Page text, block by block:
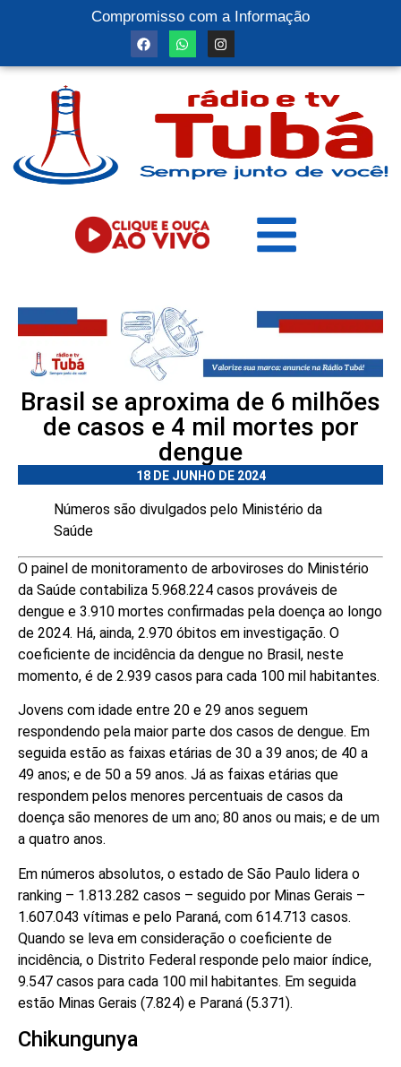
Compromisso com a Informação
Brasil se aproxima de 6 milhões
de casos e 4 mil mortes por
dengue
18 DE JUNHO DE 2024
Números são divulgados pelo Ministério da
Saúde
O painel de monitoramento de arboviroses do Ministério
da Saúde contabiliza 5.968.224 casos prováveis de
dengue e 3.910 mortes confirmadas pela doença ao longo
de 2024. Há, ainda, 2.970 óbitos em investigação. O
coeficiente de incidência da dengue no Brasil, neste
momento, é de 2.939 casos para cada 100 mil habitantes.
Jovens com idade entre 20 e 29 anos seguem
respondendo pela maior parte dos casos de dengue. Em
seguida estão as faixas etárias de 30 a 39 anos; de 40 a
49 anos; e de 50 a 59 anos. Já as faixas etárias que
respondem pelos menores percentuais de casos da
doença são menores de um ano; 80 anos ou mais; e de um
a quatro anos.
Em números absolutos, o estado de São Paulo lidera o
ranking – 1.813.282 casos – seguido por Minas Gerais –
1.607.043 vítimas e pelo Paraná, com 614.713 casos.
Quando se leva em consideração o coeficiente de
incidência, o Distrito Federal responde pelo maior índice,
9.547 casos para cada 100 mil habitantes. Em seguida
estão Minas Gerais (7.824) e Paraná (5.371).
Chikungunya